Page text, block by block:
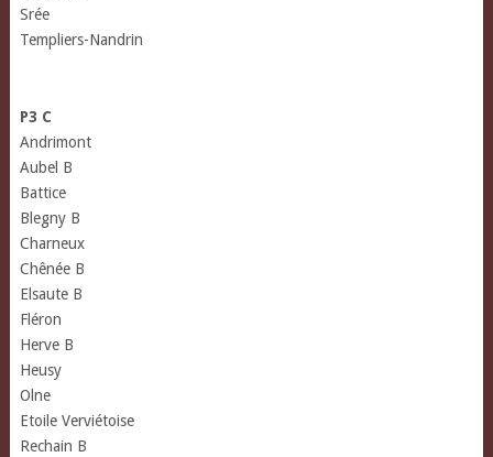
Srée
Templiers-Nandrin
P3 C
Andrimont
Aubel B
Battice
Blegny B
Charneux
Chênée B
Elsaute B
Fléron
Herve B
Heusy
Olne
Etoile Verviétoise
Rechain B